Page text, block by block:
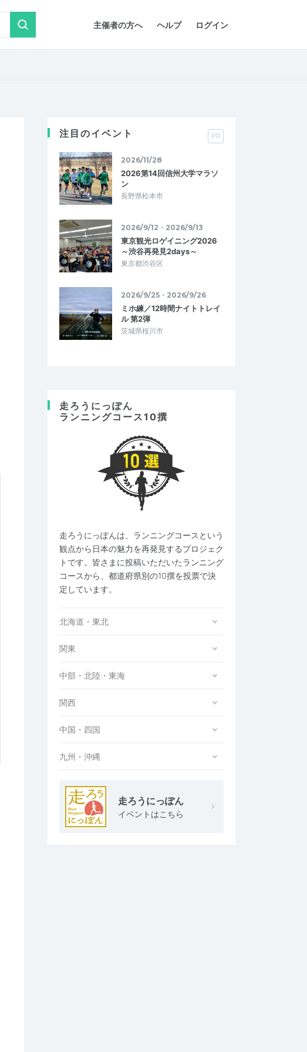
主催者の方へ ヘルプ ログイン
注目のイベント PR
2026/11/28
2026第14回信州大学マラソ
ン
長野県松本市
2026/9/12・2026/9/13
東京観光ロゲイニング2026
～渋谷再発見2days～
東京都渋谷区
2026/9/25・2026/9/26
ミホ練／12時間ナイトトレイ
ル 第2弾
茨城県桜川市
走ろうにっぽん
ランニングコース10撰
走ろうにっぽんは、ランニングコースという
観点から日本の魅力を再発見するプロジェク
トです。皆さまに投稿いただいたランニング
コースから、都道府県別の10撰を投票で決
定しています。
北海道・東北
関東
中部・北陸・東海
関西
中国・四国
九州・沖縄
走ろうにっぽん
イベントはこちら